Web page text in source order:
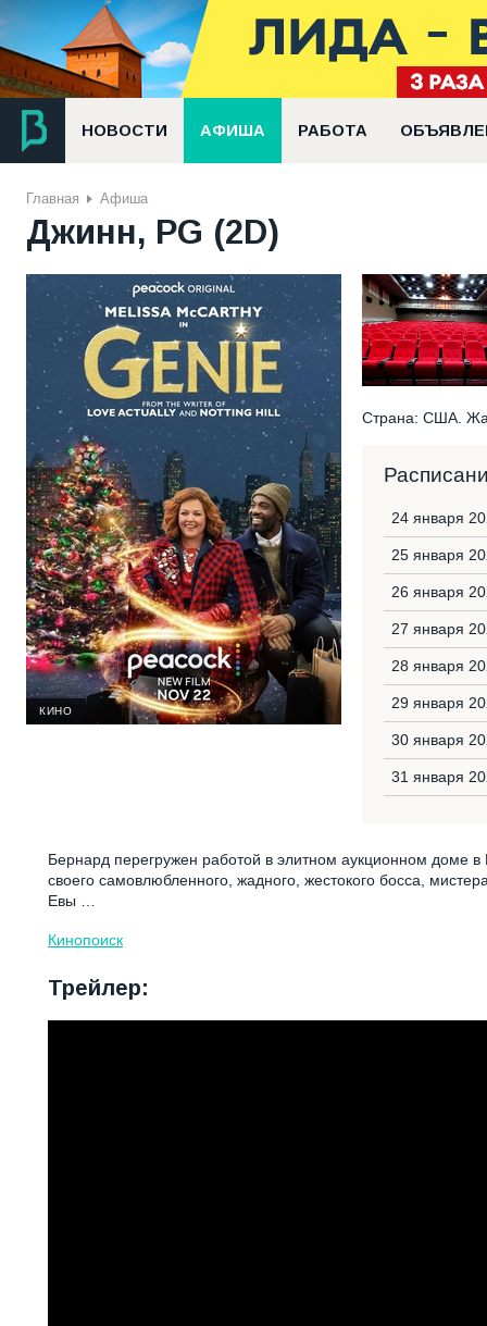
НОВОСТИ АФИША РАБОТА
Главная Афиша
Джинн, PG (2D)
КИНО
Страна: США.
24 января
25 января
26 января
27 января
28 января
29 января
30 января
31 января
Бернард перегружен работой в элитном аукционном доме
своего самовлюбленного, жадного, жестокого босса,
Евы …
Кинопоиск
Трейлер: